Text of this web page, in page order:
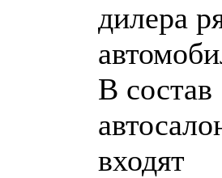
дилера
В состав
входят